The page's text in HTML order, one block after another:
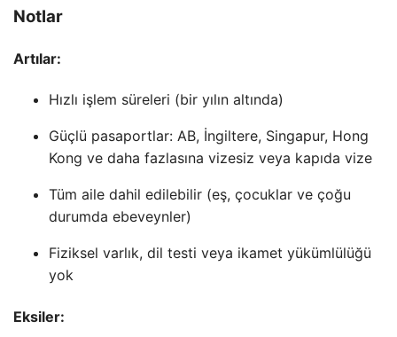
Notlar
Artılar:
Hızlı işlem süreleri (bir yılın altında)
Güçlü pasaportlar: AB, İngiltere, Singapur, Hong
Kong ve daha fazlasına vizesiz veya kapıda vize
Tüm aile dahil edilebilir (eş, çocuklar ve çoğu
durumda ebeveynler)
Fiziksel varlık, dil testi veya ikamet yükümlülüğü
yok
Eksiler: